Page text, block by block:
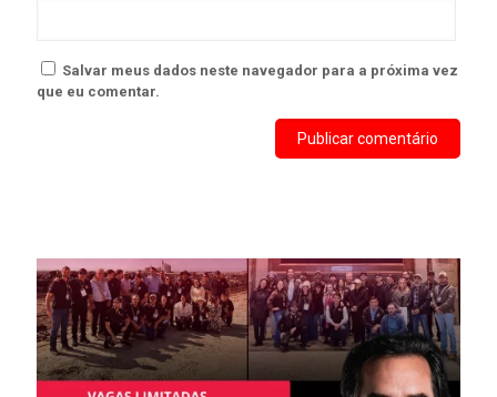
Salvar meus dados neste navegador para a próxima vez
que eu comentar.